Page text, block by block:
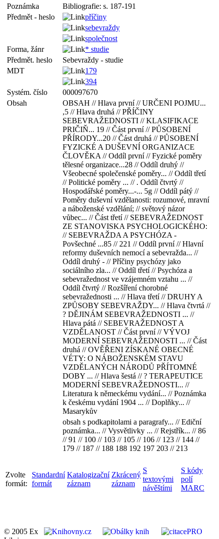
Poznámka
Bibliografie: s. 187-191
Předmět - heslo
příčiny
sebevraždy
společnost
Forma, žánr
* studie
Předmět. heslo
Sebevraždy - studie
MDT
179
394
Systém. číslo
000097670
Obsah
OBSAH // Hlava první // URČENI POJMU...
,5 // Hlava druhá // PŘÍČINY
SEBEVRAŽEDNOSTI // KLASIFIKACE
PRIČIŇ... 19 // Část první // PŮSOBENÍ
PŘÍRODY...20 // Část druhá // PŮSOBENÍ
FYZICKÉ A DUŠEVNÍ ORGANIZACE
ČLOVĚKA // Oddíl první // Fyzické poměry
tělesné organizace...28 // Oddíl druhý //
Všeobecné společenské poměry... // Oddíl třetí
// Politické poměry ... // . Oddíl čtvrtý //
Hospodářské poměry...-... 5g // Oddíl pátý //
Poměry duševní vzdělanosti: rozumové, mravní
a náboženské vzdělání; // světový názor
vůbec... // Část třetí // SEBEVRAŽEDNOST
ZE STANOVISKA PSYCHOLOGICKÉHO:
// SEBEVRAŽDA A PSYCHÓZA -
Povšechné ...85 // 221 // Oddíl první // Hlavní
reformy duševních nemocí a sebevražda... //
Oddíl druhý - // Příčiny psychózy jako
sociálního zla... // Oddíl třetí // Psychóza a
sebevražednost ve vzájemném vztahu ... //
Oddíl čtvrtý // Rozšíření chorobné
sebevražednosti ... // Hlava třetí // DRUHY A
ZPŮSOBY SEBEVRAŽDY... // Hlava čtvrtá //
? DĚJINÁM SEBEVRAŽEDNOSTI ... //
Hlava pátá // SEBEVRAŽEDNOST A
VZDĚLANOST // Část první // VÝVOJ
MODERNÍ SEBEVRAŽEDNOSTI ... // Část
druhá // OVĚŘENI ZÍSKANÉ OBECNÉ
VÉTY: O NÁBOŽENSKÉM STAVU
VZDĚLANÝCH NÁRODŮ PŘÍTOMNÉ
DOBY ... // Hlava šestá // ? TERAPEUTICE
MODERNÍ SEBEVRAŽEDNOSTI... //
Literatura k německému vydání... // Poznámka
k českému vydání 1904 ... // Doplňky... //
Masarykův
obsah s podkapitolami a paragrafy... // Ediční
poznámka... // Vysvětlivky ... // Rejstřík... // 86
// 91 // 100 // 103 // 105 // 106 // 123 // 144 //
179 // 187 // 188 188 192 197 203 // 213
Zvolte
formát:
Standardní
formát
Katalogizační
záznam
Zkrácený
záznam
S
textovými
návěštími
S kódy
polí
MARC
© 2005 Ex